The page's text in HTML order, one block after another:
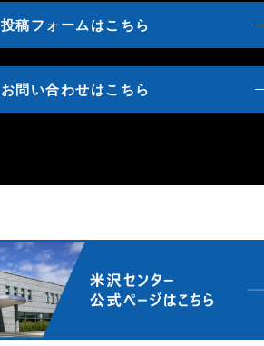
投稿フォームはこちら
お問い合わせはこちら